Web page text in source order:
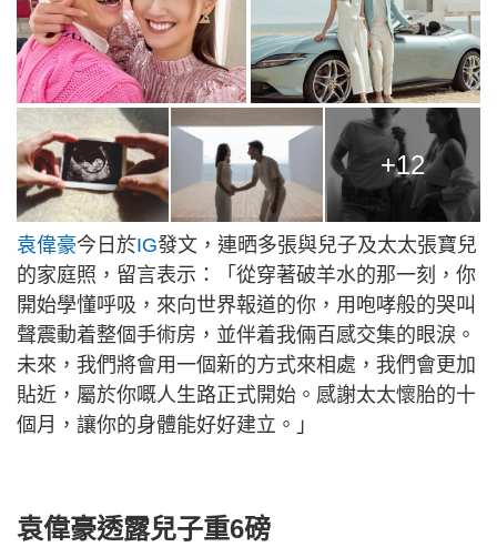
+12
袁偉豪今日於IG發文，連晒多張與兒子及太太張寶兒
的家庭照，留言表示：「從穿著破羊水的那一刻，你
開始學懂呼吸，來向世界報道的你，用咆哮般的哭叫
聲震動着整個手術房，並伴着我倆百感交集的眼淚。
未來，我們將會用一個新的方式來相處，我們會更加
貼近，屬於你嘅人生路正式開始。感謝太太懷胎的十
個月，讓你的身體能好好建立。」
袁偉豪透露兒子重6磅